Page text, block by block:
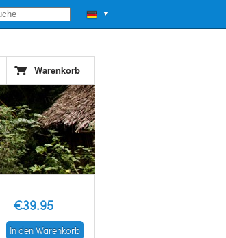
▼
Warenkorb
€39.95
In den Warenkorb